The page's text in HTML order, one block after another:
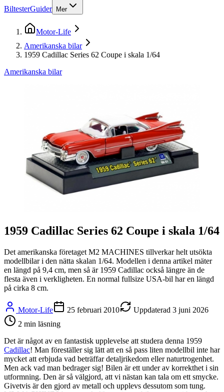
BiltesterGuider Mer
Motor-Life
Amerikanska bilar
1959 Cadillac Series 62 Coupe i skala 1/64
Amerikanska bilar
1959 Cadillac Series 62 Coupe i skala 1/64
Det amerikanska företaget M2 MACHINES tillverkar helt utsökta
modellbilar i den nätta skalan 1/64. Modellen i denna artikel mäter
en längd på 9,4 cm, men så är 1959 Cadillac också längre än de
flesta även i verkligheten. En normal fullsize USA-bil har en längd
på cirka 8 cm.
Motor-Life 25 februari 2010 Uppdaterad 3 juni 2026
2 min läsning
Det är något av en fantastisk upplevelse att studera denna 1959
Cadillac! Man föreställer sig lätt att en så pass liten modellbil inte har
mycket att erbjuda vad beträffar detaljrikedom eller naturtrogenhet.
Men ack vad man bedrager sig! Bilen är ett under av korrekthet i sin
utformning. Den är så välgjord, att vi nästan kan tala om ett smycke.
Givetvis är den gjord av metall och upplevs dessutom som tung.